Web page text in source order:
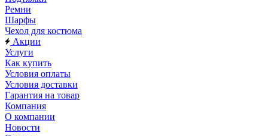
Ремни
Шарфы
Чехол для костюма
Акции
Услуги
Как купить
Условия оплаты
Условия доставки
Гарантия на товар
Компания
О компании
Новости